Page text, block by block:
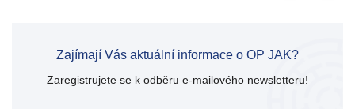
Zajímají Vás aktuální informace o OP JAK?
Zaregistrujete se k odběru e-mailového newsletteru!